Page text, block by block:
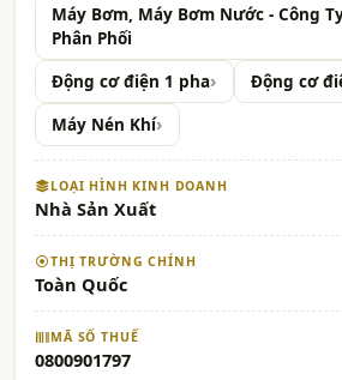
Máy Bơm, Máy Bơm Nước - Công
Phân Phối
Động cơ điện 1 pha
Động cơ
Máy Nén Khí
LOẠI HÌNH KINH DOANH
Nhà Sản Xuất
THỊ TRƯỜNG CHÍNH
Toàn Quốc
MÃ SỐ THUẾ
0800901797